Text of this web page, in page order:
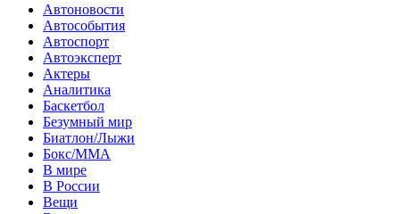
Автоновости
Автособытия
Автоспорт
Автоэксперт
Актеры
Аналитика
Баскетбол
Безумный мир
Биатлон/Лыжи
Бокс/MMA
В мире
В России
Вещи